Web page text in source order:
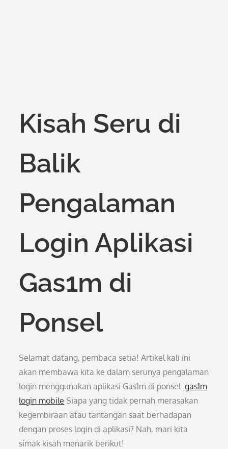
Kisah Seru di
Balik
Pengalaman
Login Aplikasi
Gas1m di
Ponsel
Selamat datang, pembaca setia! Artikel kali ini
akan membawa kita ke dalam serunya pengalaman
login menggunakan aplikasi Gas1m di ponsel.gas1m
login mobile Siapa yang tidak pernah merasakan
kegembiraan atau tantangan saat berhadapan
dengan proses login di aplikasi? Nah, mari kita
simak kisah menarik berikut!